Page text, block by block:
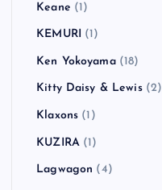
Keane (1)
KEMURI (1)
Ken Yokoyama(18)
Kitty Daisy & Lewis(2)
Klaxons (1)
KUZIRA(1)
Lagwagon (4)